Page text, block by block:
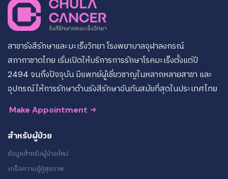
สาขารังสีรักษาและมะเร็งวิทยา โรงพยาบาลจุฬาลงกรณ์
สภากาชาดไทย เริ่มเปิดให้บริการการรักษาโรคมะเร็งตั้งแต่ปี
2494 จนถึงปัจจุบัน มีแพทย์ผู้เชี่ยวชาญในหลากหลายสาขา และ
อุปกรณ์ให้การรักษาด้านรังสีรักษาอันทันสมัยที่สุดในประเทศไทย
Make Appointment
สำหรับผู้ป่วย
ข้อมูลสำหรับผู้ป่วยใหม่
เกร็ดความรู้คู่สุขภาพ